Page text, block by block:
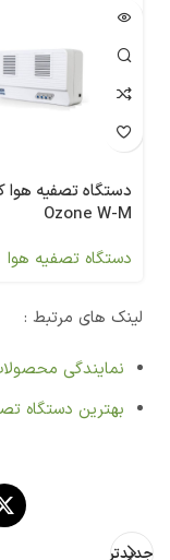
دستگاه تصفیه
Ozone W-M
دستگاه تصفیه هوا
لینک های مرتبط :
نمایندگی
بهترین دستگاه
جدیدتر